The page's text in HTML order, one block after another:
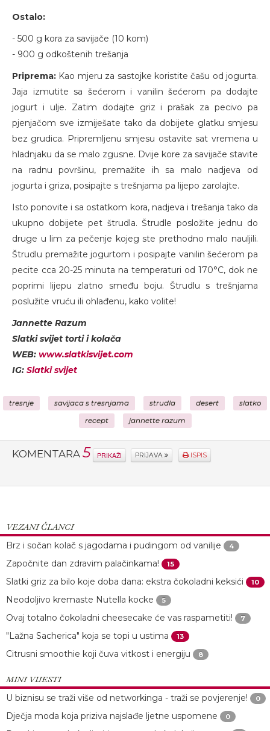
Ostalo:
- 500 g kora za savijače (10 kom)
- 900 g odkoštenih trešanja
Priprema: Kao mjeru za sastojke koristite čašu od jogurta.
Jaja izmutite sa šećerom i vanilin šećerom pa dodajte
jogurt i ulje. Zatim dodajte griz i prašak za pecivo pa
pjenjačom sve izmiješate tako da dobijete glatku smjesu
bez grudica. Pripremljenu smjesu ostavite sat vremena u
hladnjaku da se malo zgusne. Dvije kore za savijače stavite
na radnu površinu, premažite ih sa malo nadjeva od
jogurta i griza, posipajte s trešnjama pa lijepo zarolajte.
Isto ponovite i sa ostatkom kora, nadjeva i trešanja tako da
ukupno dobijete pet štrudla. Štrudle posložite jednu do
druge u lim za pečenje kojeg ste prethodno malo nauljili.
Štrudlu premažite jogurtom i posipajte vanilin šećerom pa
pecite cca 20-25 minuta na temperaturi od 170°C, dok ne
poprimi lijepu zlatno smeđu boju. Štrudlu s trešnjama
poslužite vruću ili ohlađenu, kako volite!
Jannette Razum
Slatki svijet torti i kolača
WEB: www.slatkisvijet.com
IG: Slatki svijet
tresnje savijaca s tresnjama strudla desert slatko
recept jannette razum
KOMENTARA 5 PRIKAŽI PRIJAVA ISPIS
VEZANI ČLANCI
Brz i sočan kolač s jagodama i pudingom od vanilije
4
Započnite dan zdravim palačinkama! 15
Slatki griz za bilo koje doba dana: ekstra čokoladni keksići 10
Neodoljivo kremaste Nutella kocke 5
Ovaj totalno čokoladni cheesecake će vas raspametiti! 7
"Lažna Sacherica" koja se topi u ustima 13
Citrusni smoothie koji čuva vitkost i energiju 8
MINI VIJESTI
U biznisu se traži više od networkinga - traži se povjerenje!
0
Dječja moda koja priziva najslađe ljetne uspomene 0